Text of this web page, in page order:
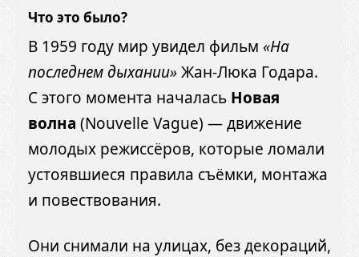
Что это было?
В 1959 году мир увидел фильм «На
последнем дыхании»Жан-Люка Годара.
С этого момента началась Новая
волна (Nouvelle Vague) — движение
молодых режиссёров, которые ломали
устоявшиеся правила съёмки, монтажа
и повествования.
Они снимали на улицах, без декораций,